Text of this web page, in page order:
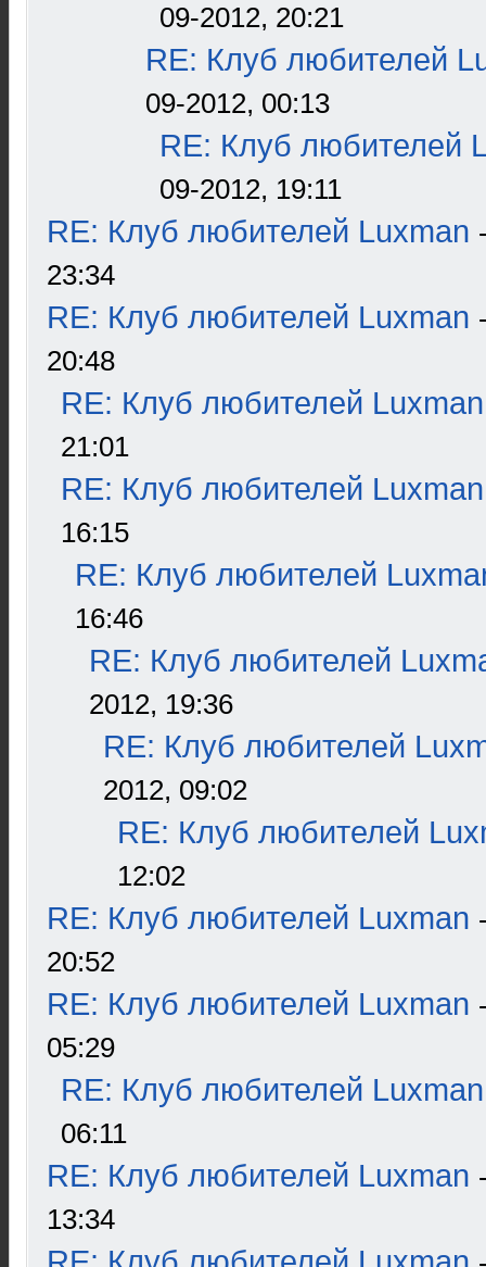
09-2012, 20:21
RE: Клуб любителей
09-2012, 00:13
RE: Клуб любителей
09-2012, 19:11
RE: Клуб любителей Luxman
23:34
RE: Клуб любителей Luxman
20:48
RE: Клуб любителей Luxman
21:01
RE: Клуб любителей Luxman
16:15
RE: Клуб любителей
16:46
RE: Клуб любителей
2012, 19:36
RE: Клуб любителей
2012, 09:02
RE: Клуб любителей
12:02
RE: Клуб любителей Luxman
20:52
RE: Клуб любителей Luxman
05:29
RE: Клуб любителей Luxman
06:11
RE: Клуб любителей Luxman
13:34